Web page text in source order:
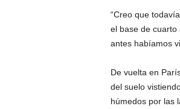
“Creo que
el base de cuarto
antes habíamos
De vuelta en
del suelo
húmedos por las